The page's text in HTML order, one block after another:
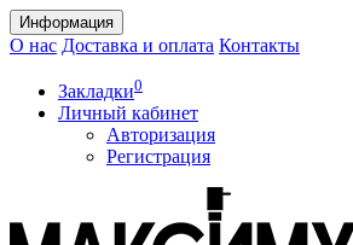
Информация
О нас Доставка и оплата Контакты
Закладки0
Личный кабинет
Авторизация
Регистрация